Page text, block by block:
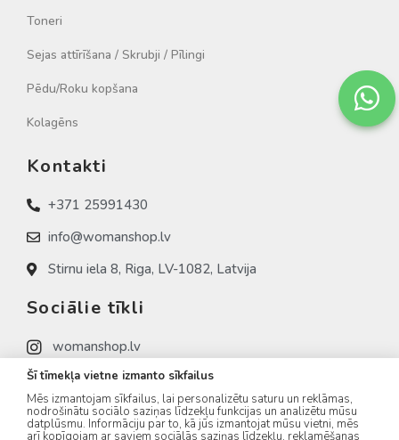
Toneri
Sejas attīrīšana / Skrubji / Pīlingi
Pēdu/Roku kopšana
Kolagēns
Kontakti
+371 25991430
info@womanshop.lv
Stirnu iela 8, Riga, LV-1082, Latvija
Sociālie tīkli
womanshop.lv
womanshop.lv (NAIL)
womanshop.lv (KOREA)
Šī tīmekļa vietne izmanto sīkfailus
Mēs izmantojam sīkfailus, lai personalizētu saturu un reklāmas,
nodrošinātu sociālo saziņas līdzekļu funkcijas un analizētu mūsu
datplūsmu. Informāciju par to, kā jūs izmantojat mūsu vietni, mēs
arī kopīgojam ar saviem sociālās saziņas līdzekļu, reklamēšanas